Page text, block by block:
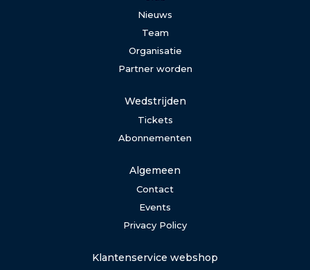
Nieuws
Team
Organisatie
Partner worden
Wedstrijden
Tickets
Abonnementen
Algemeen
Contact
Events
Privacy Policy
Klantenservice webshop